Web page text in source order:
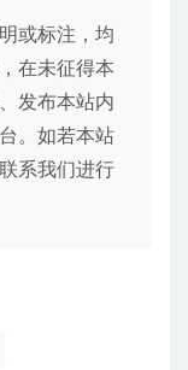
或标注，均
在未征得本
发布本站内
。如若本站
系我们进行